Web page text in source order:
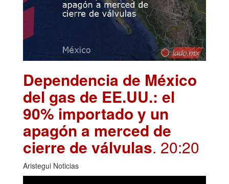
Dependencia de México
del gas de EE.UU.: el
90% importado y un
apagón a merced de
cierre de válvulas. 20:20
Aristegui Noticias